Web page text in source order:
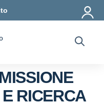
RICERCA